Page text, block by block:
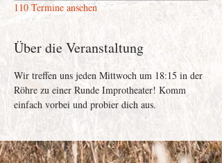
110 Termine ansehen
Über die Veranstaltung
Wir treffen uns jeden Mittwoch um 18:15 in der
Röhre zu einer Runde Improtheater! Komm
einfach vorbei und probier dich aus.